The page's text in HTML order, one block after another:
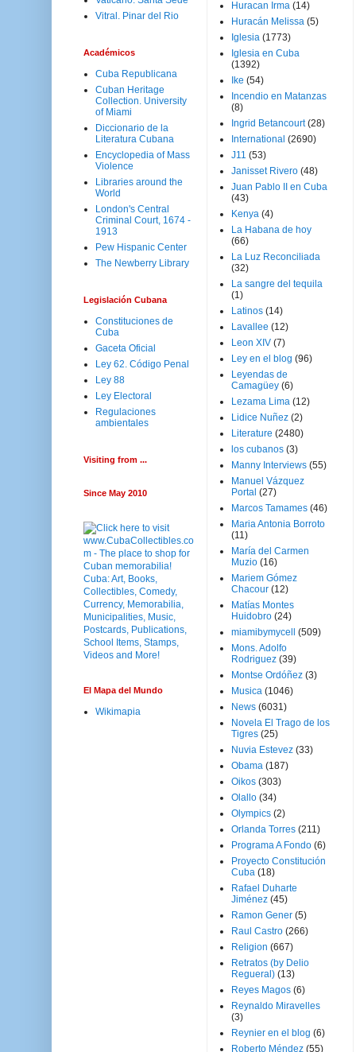
Vitral. Pinar del Rio
Académicos
Cuba Republicana
Cuban Heritage
Collection. University
of Miami
Diccionario de la
Literatura Cubana
Encyclopedia of Mass
Violence
Libraries around the
World
London's Central
Criminal Court, 1674 -
1913
Pew Hispanic Center
The Newberry Library
Legislación Cubana
Constituciones de
Cuba
Gaceta Oficial
Ley 62. Código Penal
Ley 88
Ley Electoral
Regulaciones
ambientales
Visiting from ...
Since May 2010
El Mapa del Mundo
Wikimapia
Huracan Irma (14)
Huracán Melissa (5)
Iglesia (1773)
Iglesia en Cuba
(1392)
Ike (54)
Incendio en Matanzas
(8)
Ingrid Betancourt (28)
International (2690)
J11 (53)
Janisset Rivero (48)
Juan Pablo II en Cuba
(43)
Kenya (4)
La Habana de hoy
(66)
La Luz Reconciliada
(32)
La sangre del tequila
(1)
Latinos (14)
Lavallee (12)
Leon XIV (7)
Ley en el blog (96)
Leyendas de
Camagüey (6)
Lezama Lima (12)
Lidice Nuñez (2)
Literature (2480)
los cubanos (3)
Manny Interviews (55)
Manuel Vázquez
Portal (27)
Marcos Tamames (46)
Maria Antonia Borroto
(11)
María del Carmen
Muzio (16)
Mariem Gómez
Chacour (12)
Matías Montes
Huidobro (24)
miamibymycell
(509)
Mons. Adolfo
Rodriguez (39)
Montse Ordóñez (3)
Musica (1046)
News (6031)
Novela El Trago de los
Tigres (25)
Nuvia Estevez (33)
Obama (187)
Oikos (303)
Olallo (34)
Olympics (2)
Orlanda Torres (211)
Programa A Fondo (6)
Proyecto Constitución
Cuba (18)
Rafael Duharte
Jiménez (45)
Ramon Gener (5)
Raul Castro (266)
Religion (667)
Retratos (by Delio
Regueral) (13)
Reyes Magos (6)
Reynaldo Miravelles
(3)
Reynier en el blog (6)
Roberto Méndez (55)